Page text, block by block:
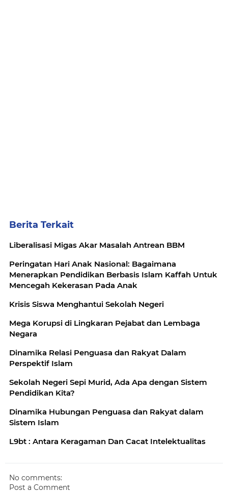
Berita Terkait
Liberalisasi Migas Akar Masalah Antrean BBM
Peringatan Hari Anak Nasional: Bagaimana
Menerapkan Pendidikan Berbasis Islam Kaffah Untuk
Mencegah Kekerasan Pada Anak
Krisis Siswa Menghantui Sekolah Negeri
Mega Korupsi di Lingkaran Pejabat dan Lembaga
Negara
Dinamika Relasi Penguasa dan Rakyat Dalam
Perspektif Islam
Sekolah Negeri Sepi Murid, Ada Apa dengan Sistem
Pendidikan Kita?
Dinamika Hubungan Penguasa dan Rakyat dalam
Sistem Islam
L9bt : Antara Keragaman Dan Cacat Intelektualitas
No comments:
Post a Comment